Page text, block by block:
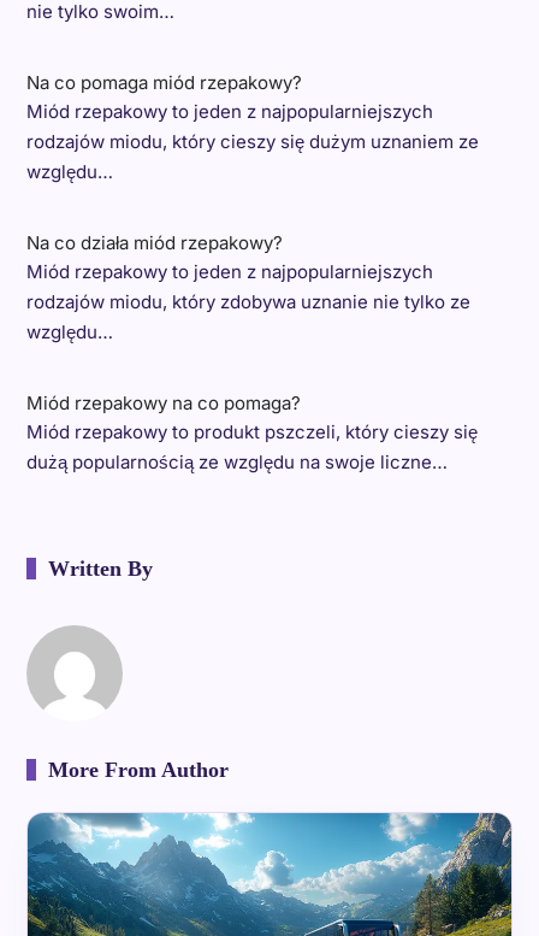
nie tylko swoim…
Na co pomaga miód rzepakowy?
Miód rzepakowy to jeden z najpopularniejszych
rodzajów miodu, który cieszy się dużym uznaniem ze
względu…
Na co działa miód rzepakowy?
Miód rzepakowy to jeden z najpopularniejszych
rodzajów miodu, który zdobywa uznanie nie tylko ze
względu…
Miód rzepakowy na co pomaga?
Miód rzepakowy to produkt pszczeli, który cieszy się
dużą popularnością ze względu na swoje liczne…
Written By
More From Author